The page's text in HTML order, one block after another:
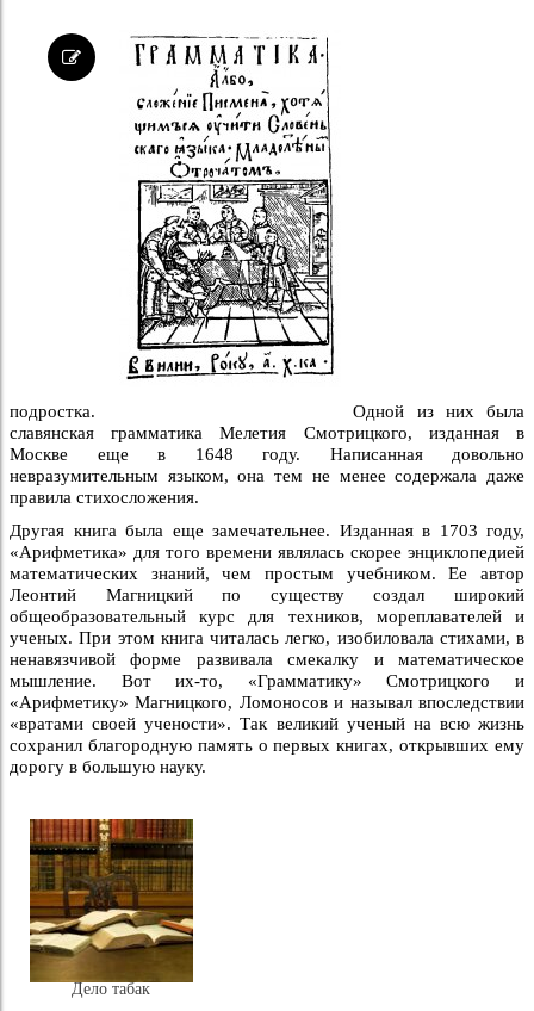
подростка.
Одной из них была
славянская грамматика Мелетия Смотрицкого, изданная в
Москве еще в 1648 году. Написанная довольно
невразумительным языком, она тем не менее содержала даже
правила стихосложения.
Другая книга была еще замечательнее. Изданная в 1703 году,
«Арифметика» для того времени являлась скорее энциклопедией
математических знаний, чем простым учебником. Ее автор
Леонтий Магницкий по существу создал широкий
общеобразовательный курс для техников, мореплавателей и
ученых. При этом книга читалась легко, изобиловала стихами, в
ненавязчивой форме развивала смекалку и математическое
мышление. Вот их-то, «Грамматику» Смотрицкого и
«Арифметику» Магницкого, Ломоносов и называл впоследствии
«вратами своей учености». Так великий ученый на всю жизнь
сохранил благородную память о первых книгах, открывших ему
дорогу в большую науку.
Дело табак